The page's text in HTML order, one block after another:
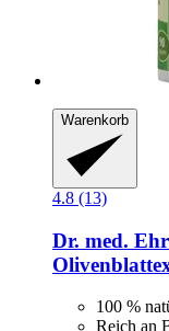
Warenkorb
4.8 (13)
Dr. med.
100 %
Reich an